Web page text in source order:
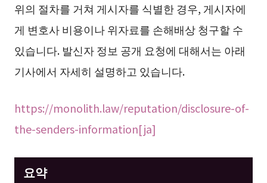
위의 절차를 거쳐 게시자를 식별한 경우, 게시자에
게 변호사 비용이나 위자료를 손해배상 청구할 수
있습니다. 발신자 정보 공개 요청에 대해서는 아래
기사에서 자세히 설명하고 있습니다.
https://monolith.law/reputation/disclosure-of-
the-senders-information[ja]
요약